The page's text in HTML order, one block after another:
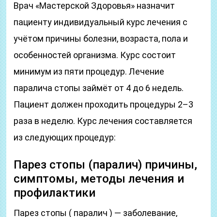
Врач «Мастерской Здоровья» назначит
пациенту индивидуальный курс лечения с
учётом причины болезни, возраста, пола и
особенностей организма. Курс состоит
минимум из пяти процедур. Лечение
паралича стопы займёт от 4 до 6 недель.
Пациент должен проходить процедуры 2–3
раза в неделю. Курс лечения составляется
из следующих процедур:
Парез стопы (паралич) причины,
симптомы, методы лечения и
профилактики
Парез стопы ( паралич ) — заболевание,